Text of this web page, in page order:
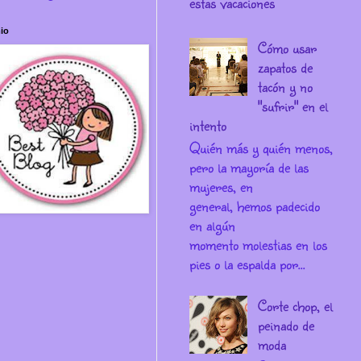
Cómo usar
zapatos de
tacón y no
"sufrir" en el
intento
Quién más y quién menos,
pero la mayoría de las
mujeres, en
general, hemos padecido
en algún
momento molestias en los
pies o la espalda por...
Corte chop, el
peinado de
moda